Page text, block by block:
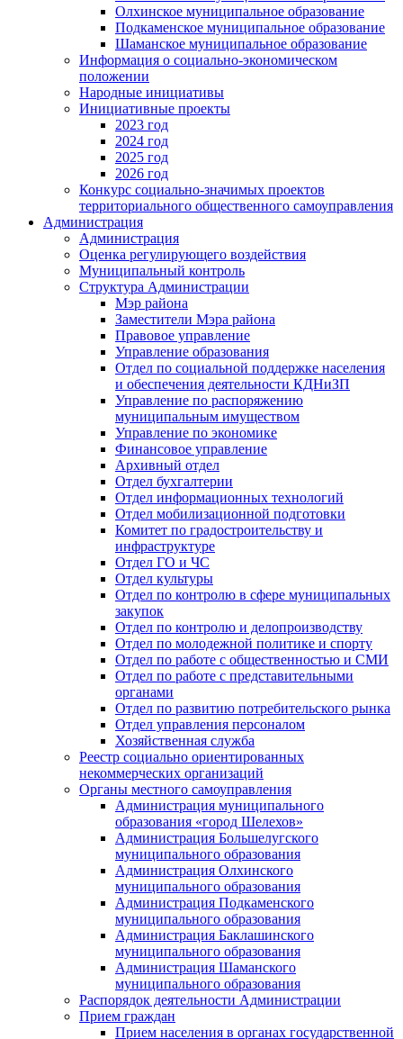
Олхинское муниципальное образование
Подкаменское муниципальное образование
Шаманское муниципальное образование
Информация о социально-экономическом
положении
Народные инициативы
Инициативные проекты
2023 год
2024 год
2025 год
2026 год
Конкурс социально-значимых проектов
территориального общественного самоуправления
Администрация
Администрация
Оценка регулирующего воздействия
Муниципальный контроль
Структура Администрации
Мэр района
Заместители Мэра района
Правовое управление
Управление образования
Отдел по социальной поддержке населения
и обеспечения деятельности КДНиЗП
Управление по распоряжению
муниципальным имуществом
Управление по экономике
Финансовое управление
Архивный отдел
Отдел бухгалтерии
Отдел информационных технологий
Отдел мобилизационной подготовки
Комитет по градостроительству и
инфраструктуре
Отдел ГО и ЧС
Отдел культуры
Отдел по контролю в сфере муниципальных
закупок
Отдел по контролю и делопроизводству
Отдел по молодежной политике и спорту
Отдел по работе с общественностью и СМИ
Отдел по работе с представительными
органами
Отдел по развитию потребительского рынка
Отдел управления персоналом
Хозяйственная служба
Реестр социально ориентированных
некоммерческих организаций
Органы местного самоуправления
Администрация муниципального
образования «город Шелехов»
Администрация Большелугского
муниципального образования
Администрация Олхинского
муниципального образования
Администрация Подкаменского
муниципального образования
Администрация Баклашинского
муниципального образования
Администрация Шаманского
муниципального образования
Распорядок деятельности Администрации
Прием граждан
Прием населения в органах государственной